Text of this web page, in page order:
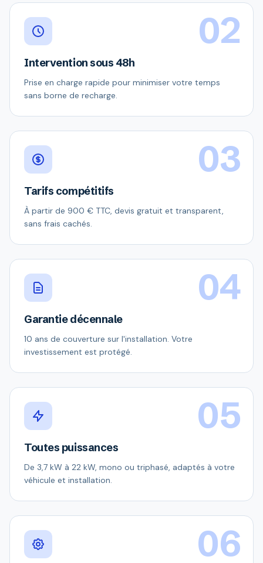
02
Intervention sous 48h
Prise en charge rapide pour minimiser votre temps
sans borne de recharge.
03
Tarifs compétitifs
À partir de 900 € TTC, devis gratuit et transparent,
sans frais cachés.
04
Garantie décennale
10 ans de couverture sur l'installation. Votre
investissement est protégé.
05
Toutes puissances
De 3,7 kW à 22 kW, mono ou triphasé, adaptés à votre
véhicule et installation.
06